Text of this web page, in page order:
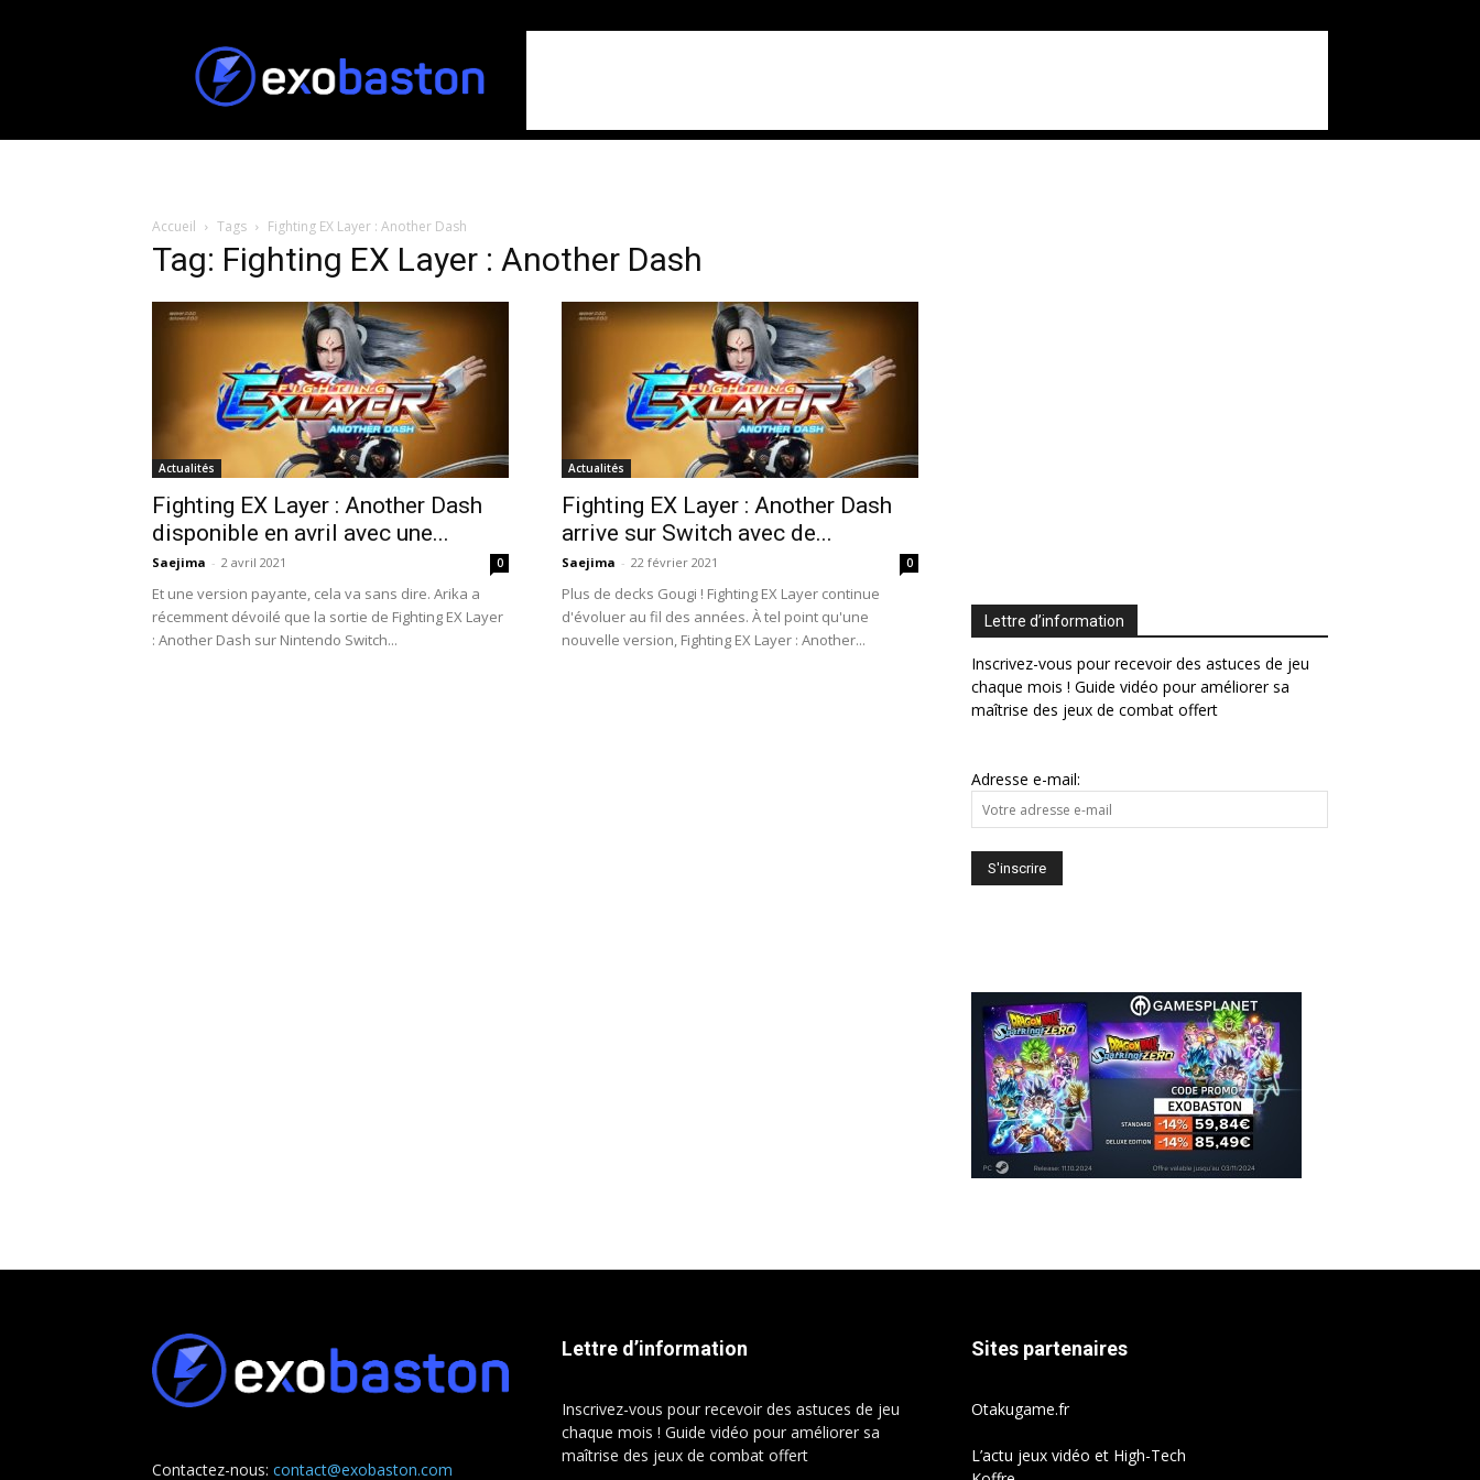
Accueil Tags Fighting EX Layer : Another Dash
Tag: Fighting EX Layer : Another Dash
Actualités
Fighting EX Layer : Another Dash
disponible en avril avec une...
Saejima - 2 avril 2021 0
Et une version payante, cela va sans dire. Arika a
récemment dévoilé que la sortie de Fighting EX Layer
: Another Dash sur Nintendo Switch...
Actualités
Fighting EX Layer : Another Dash
arrive sur Switch avec de...
Saejima - 22 février 2021 0
Plus de decks Gougi ! Fighting EX Layer continue
d'évoluer au fil des années. À tel point qu'une
nouvelle version, Fighting EX Layer : Another...
Lettre d’information
Inscrivez-vous pour recevoir des astuces de jeu
chaque mois ! Guide vidéo pour améliorer sa
maîtrise des jeux de combat offert
Adresse e-mail:
Contactez-nous: contact@exobaston.com
Lettre d’information
Inscrivez-vous pour recevoir des astuces de jeu
chaque mois ! Guide vidéo pour améliorer sa
maîtrise des jeux de combat offert
Sites partenaires
Otakugame.fr
L’actu jeux vidéo et High-Tech